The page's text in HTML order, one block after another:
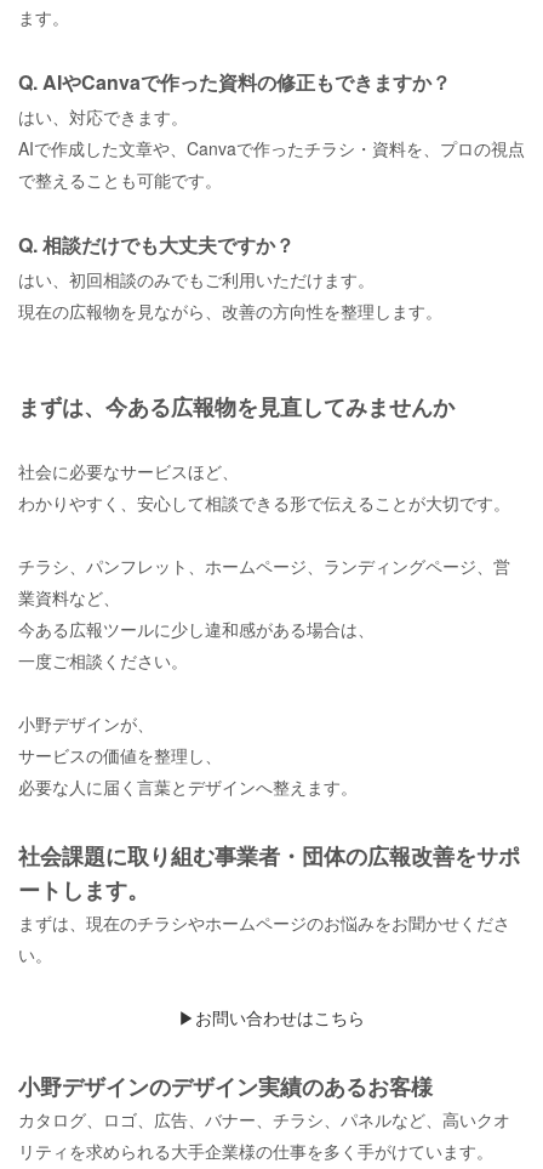
ます。
Q. AIやCanvaで作った資料の修正もできますか？
はい、対応できます。
AIで作成した文章や、Canvaで作ったチラシ・資料を、プロの視点
で整えることも可能です。
Q. 相談だけでも大丈夫ですか？
はい、初回相談のみでもご利用いただけます。
現在の広報物を見ながら、改善の方向性を整理します。
まずは、今ある広報物を見直してみませんか
社会に必要なサービスほど、
わかりやすく、安心して相談できる形で伝えることが大切です。
チラシ、パンフレット、ホームページ、ランディングページ、営
業資料など、
今ある広報ツールに少し違和感がある場合は、
一度ご相談ください。
小野デザインが、
サービスの価値を整理し、
必要な人に届く言葉とデザインへ整えます。
社会課題に取り組む事業者・団体の広報改善をサポ
ートします。
まずは、現在のチラシやホームページのお悩みをお聞かせくださ
い。
▶︎お問い合わせはこちら
小野デザインのデザイン実績のあるお客様
カタログ、ロゴ、広告、バナー、チラシ、パネルなど、高いクオ
リティを求められる大手企業様の仕事を多く手がけています。